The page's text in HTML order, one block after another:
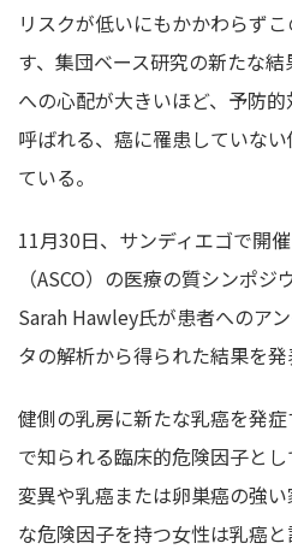
リスクが低いにもかかわらず
す、集団ベース研究の新たな
への心配が大きいほど、予防
呼ばれる、癌に罹患していな
ている。
11月30日、サンディエゴで開
（ASCO）の医療の質シンポ
Sarah Hawley氏が患者へのア
タの解析から得られた結果を発
健側の乳房に新たな乳癌を発
で知られる臨床的危険因子と
変異や乳癌または卵巣癌の強
な危険因子を持つ女性は乳癌